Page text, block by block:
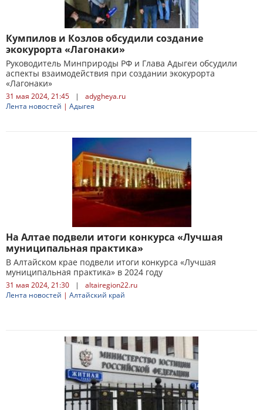
Кумпилов и Козлов обсудили создание
экокурорта «Лагонаки»
Руководитель Минприроды РФ и Глава Адыгеи обсудили
аспекты взаимодействия при создании экокурорта
«Лагонаки»
31 мая 2024, 21:45 |
adygheya.ru
Лента новостей | Адыгея
На Алтае подвели итоги конкурса «Лучшая
муниципальная практика»
В Алтайском крае подвели итоги конкурса «Лучшая
муниципальная практика» в 2024 году
31 мая 2024, 21:30 |
altairegion22.ru
Лента новостей | Алтайский край